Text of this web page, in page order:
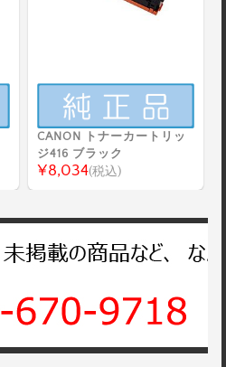
CANON トナーカートリッ
ジ416 ブラック
¥8,034(税込)